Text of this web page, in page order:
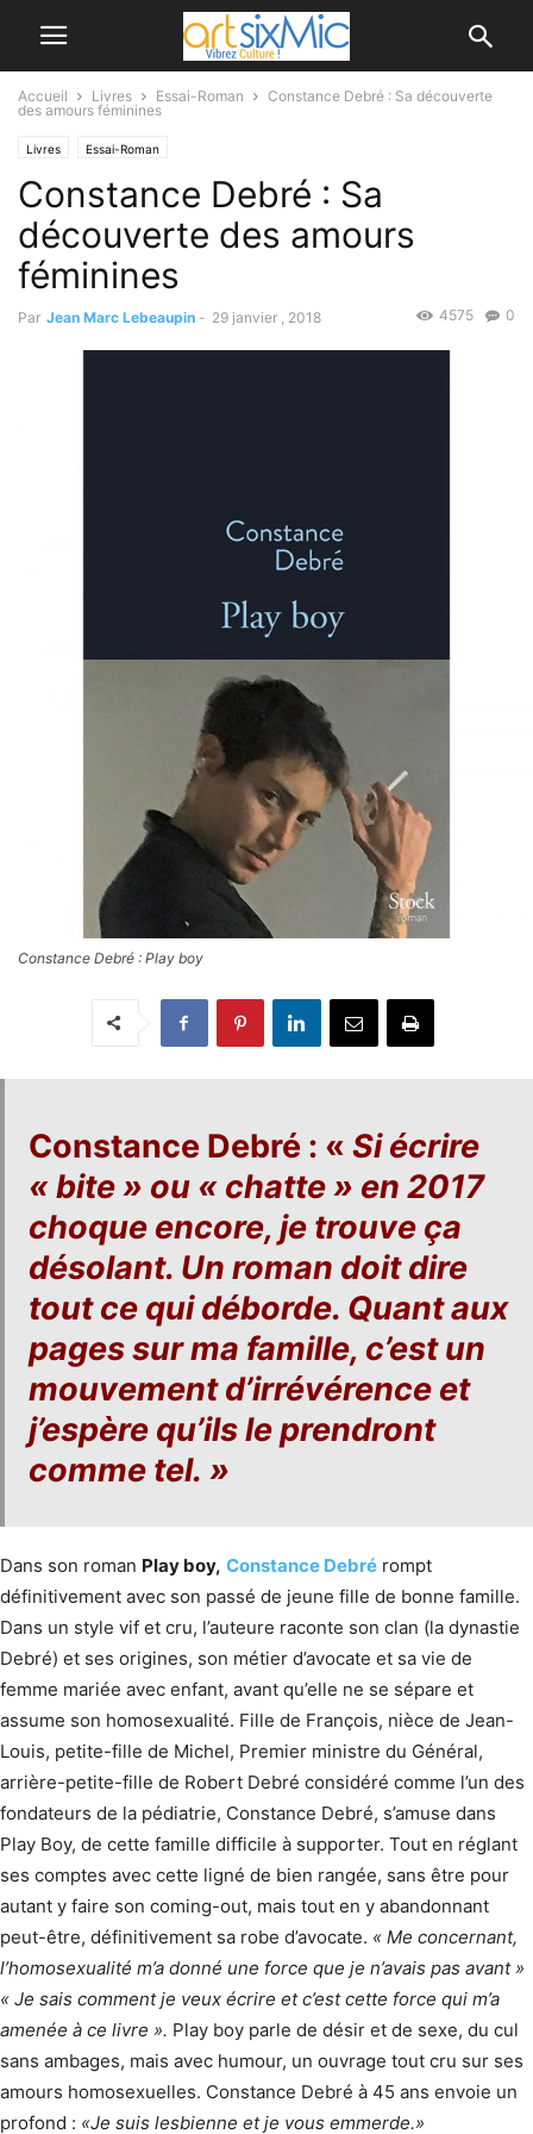
Accueil Livres Essai-Roman
Constance Debré : Sa découverte
des amours féminines
Livres Essai-Roman
Constance Debré : Sa
découverte des amours
féminines
Par Jean Marc Lebeaupin - 29 janvier , 2018 0
4575
Constance Debré : Play boy
Constance Debré : « Si écrire
« bite » ou « chatte » en 2017
choque encore, je trouve ça
désolant. Un roman doit dire
tout ce qui déborde. Quant aux
pages sur ma famille, c’est un
mouvement d’irrévérence et
j’espère qu’ils le prendront
comme tel. »
Dans son roman Play boy, Constance Debré rompt
définitivement avec son passé de jeune fille de bonne famille.
Dans un style vif et cru, l’auteure raconte son clan (la dynastie
Debré) et ses origines, son métier d’avocate et sa vie de
femme mariée avec enfant, avant qu’elle ne se sépare et
assume son homosexualité. Fille de François, nièce de Jean-
Louis, petite-fille de Michel, Premier ministre du Général,
arrière-petite-fille de Robert Debré considéré comme l’un des
fondateurs de la pédiatrie, Constance Debré, s’amuse dans
Play Boy, de cette famille difficile à supporter. Tout en réglant
ses comptes avec cette ligné de bien rangée, sans être pour
autant y faire son coming-out, mais tout en y abandonnant
peut-être, définitivement sa robe d’avocate. « Me concernant,
l’homosexualité m’a donné une force que je n’avais pas avant »
« Je sais comment je veux écrire et c’est cette force qui m’a
amenée à ce livre ». Play boy parle de désir et de sexe, du cul
sans ambages, mais avec humour, un ouvrage tout cru sur ses
amours homosexuelles. Constance Debré à 45 ans envoie un
profond : «Je suis lesbienne et je vous emmerde.»